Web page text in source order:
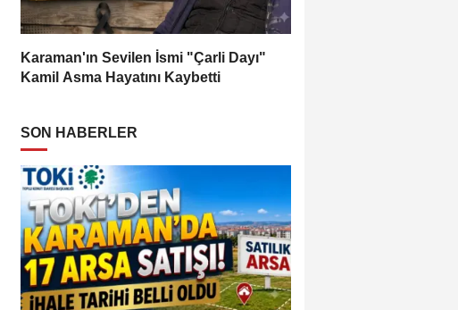
Karaman'ın Sevilen İsmi "Çarli Dayı"
Kamil Asma Hayatını Kaybetti
SON HABERLER